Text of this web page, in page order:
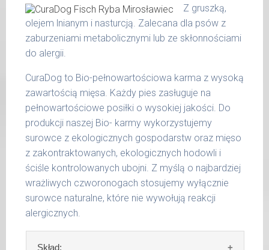
surowe białko 10,40 %
tłuszcz surowy 5,30 %
popiół surowy 2,00 %
włókno surowe 0,40 %
wapń 0,40 %
fosfor 0,24 %
otwartych opakowań w lodówce, nie dłużej
niż 2 dni.
W tabeli ujęto dzienne zapotrzebowanie na
MaxidogVit Schonkost Pute (Indyk)
waga
dzienna
porcja
do 5
kg
200 g
6 - 14
kg
300 g
15 -
25 kg
400 g
26 -
35 kg
800 g
Z gruszką,
olejem lnianym i nasturcją. Zalecana dla psów z
zaburzeniami metabolicznymi lub ze skłonnościami
do alergii.
CuraDog to Bio-pełnowartościowa karma z wysoką
zawartością mięsa. Każdy pies zasługuje na
pełnowartościowe posiłki o wysokiej jakości. Do
produkcji naszej Bio- karmy wykorzystujemy
surowce z ekologicznych gospodarstw oraz mięso
z zakontraktowanych, ekologicznych hodowli i
ściśle kontrolowanych ubojni. Z myślą o najbardziej
wrażliwych czworonogach stosujemy wyłącznie
surowce naturalne, które nie wywołują reakcji
alergicznych.
Skład: